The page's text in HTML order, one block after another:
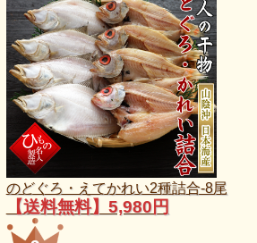
のどぐろ・えてかれい2種詰合-8尾
【送料無料】5,980円